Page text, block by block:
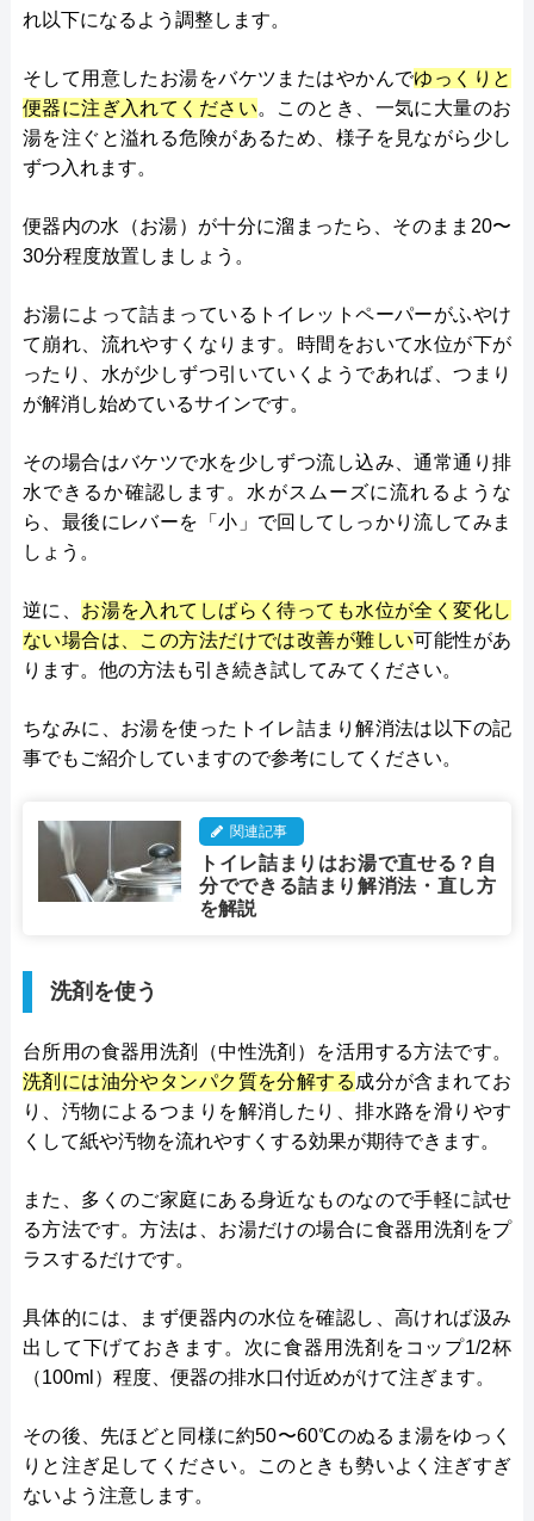
れ以下になるよう調整します。
そして用意したお湯をバケツまたはやかんでゆっくりと
便器に注ぎ入れてください。このとき、一気に大量のお
湯を注ぐと溢れる危険があるため、様子を見ながら少し
ずつ入れます。
便器内の水（お湯）が十分に溜まったら、そのまま20〜
30分程度放置しましょう。
お湯によって詰まっているトイレットペーパーがふやけ
て崩れ、流れやすくなります。時間をおいて水位が下が
ったり、水が少しずつ引いていくようであれば、つまり
が解消し始めているサインです。
その場合はバケツで水を少しずつ流し込み、通常通り排
水できるか確認します。水がスムーズに流れるような
ら、最後にレバーを「小」で回してしっかり流してみま
しょう。
逆に、 お湯を入れてしばらく待っても水位が全く変化し
ない場合は、この方法だけでは改善が難しい可能性があ
ります。他の方法も引き続き試してみてください。
ちなみに、お湯を使ったトイレ詰まり解消法は以下の記
事でもご紹介していますので参考にしてください。
関連記事
トイレ詰まりはお湯で直せる？自
分でできる詰まり解消法・直し方
を解説
洗剤を使う
台所用の食器用洗剤（中性洗剤）を活用する方法です。
洗剤には油分やタンパク質を分解する 成分が含まれてお
り、汚物によるつまりを解消したり、排水路を滑りやす
くして紙や汚物を流れやすくする効果が期待できます。
また、多くのご家庭にある身近なものなので手軽に試せ
る方法です。方法は、お湯だけの場合に食器用洗剤をプ
ラスするだけです。
具体的には、まず便器内の水位を確認し、高ければ汲み
出して下げておきます。次に食器用洗剤をコップ1/2杯
（100ml）程度、便器の排水口付近めがけて注ぎます。
その後、先ほどと同様に約50〜60℃のぬるま湯をゆっく
りと注ぎ足してください。このときも勢いよく注ぎすぎ
ないよう注意します。